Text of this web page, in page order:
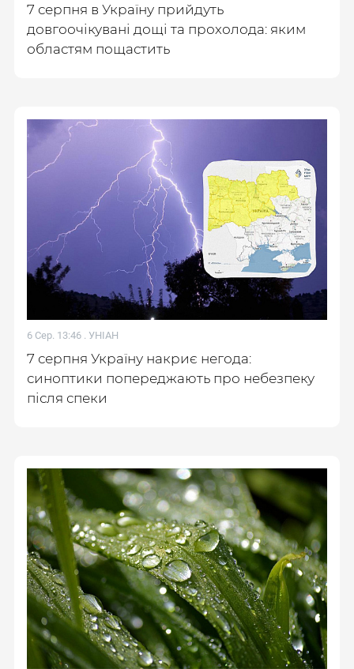
7 серпня в Україну прийдуть
довгоочікувані дощі та прохолода: яким
областям пощастить
6 Сер. 13:46 . УНІАН
7 серпня Україну накриє негода:
синоптики попереджають про небезпеку
після спеки